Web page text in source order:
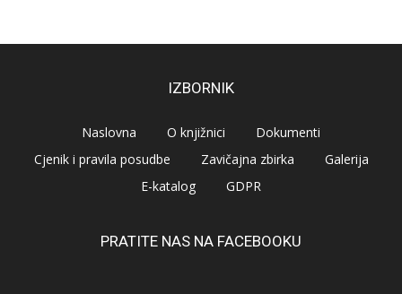
IZBORNIK
Naslovna O knjižnici
Dokumenti
Cjenik i pravila posudbe
Zavičajna zbirka
Galerija
E-katalog
GDPR
PRATITE NAS NA FACEBOOKU